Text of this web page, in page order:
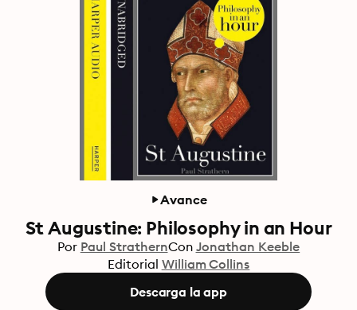
Avance
St Augustine: Philosophy in an Hour
Por Paul StrathernCon Jonathan Keeble
Editorial William Collins
Descarga la app